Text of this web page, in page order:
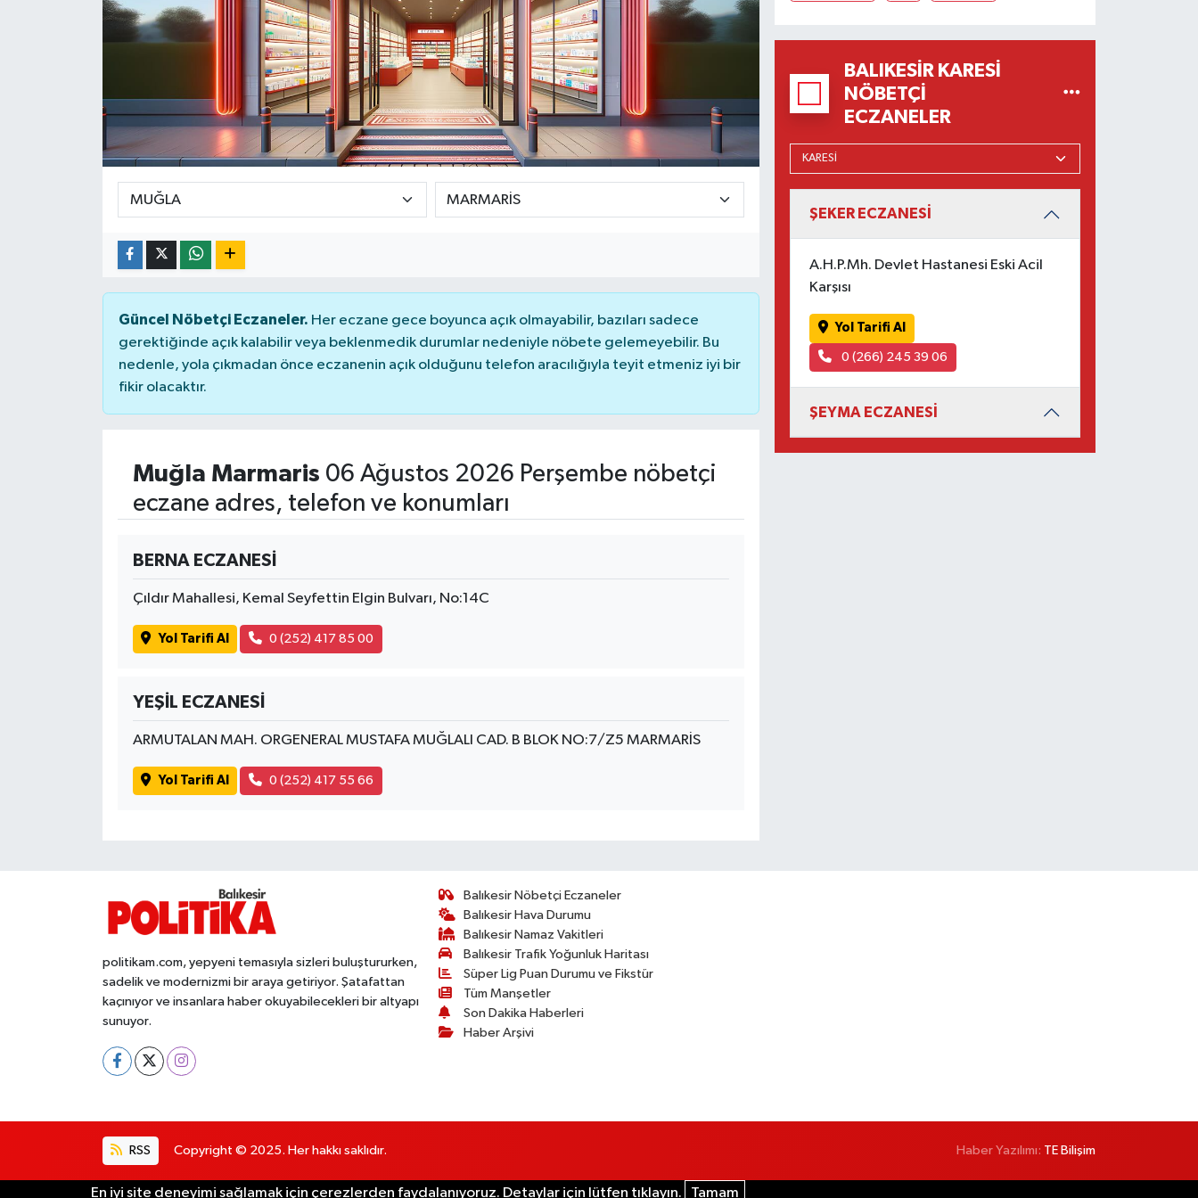
Güncel Nöbetçi Eczaneler. Her eczane gece boyunca açık olmayabilir, bazıları sadece
gerektiğinde açık kalabilir veya beklenmedik durumlar nedeniyle nöbete gelemeyebilir. Bu
nedenle, yola çıkmadan önce eczanenin açık olduğunu telefon aracılığıyla teyit etmeniz iyi bir
fikir olacaktır.
Muğla Marmaris 06 Ağustos 2026 Perşembe nöbetçi
eczane adres, telefon ve konumları
BERNA ECZANESİ
Çıldır Mahallesi, Kemal Seyfettin Elgin Bulvarı, No:14C
Yol Tarifi Al 0 (252) 417 85 00
YEŞİL ECZANESİ
ARMUTALAN MAH. ORGENERAL MUSTAFA MUĞLALI CAD. B BLOK NO:7/Z5 MARMARİS
Yol Tarifi Al 0 (252) 417 55 66
BALIKESIR KARESI
NÖBETÇI
ECZANELER
ŞEKER ECZANESİ
A.H.P.Mh. Devlet Hastanesi Eski Acil
Karşısı
Yol Tarifi Al
0 (266) 245 39 06
ŞEYMA ECZANESİ
politikam.com, yepyeni temasıyla sizleri buluştururken,
sadelik ve modernizmi bir araya getiriyor. Şatafattan
kaçınıyor ve insanlara haber okuyabilecekleri bir altyapı
sunuyor.
Balıkesir Nöbetçi Eczaneler
Balıkesir Hava Durumu
Balıkesir Namaz Vakitleri
Balıkesir Trafik Yoğunluk Haritası
Süper Lig Puan Durumu ve Fikstür
Tüm Manşetler
Son Dakika Haberleri
Haber Arşivi
RSS Copyright © 2025. Her hakkı saklıdır. Haber Yazılımı: TE Bilişim
En iyi site deneyimi sağlamak için çerezlerden faydalanıyoruz. Detaylar için lütfen tıklayın. Tamam
EĞİTİM
EKONOMİ
KENT GÜNDEMİ
KÜLTÜR-SANAT
SEYAHAT
Sındırgı
SPOR
SÜRMANŞET